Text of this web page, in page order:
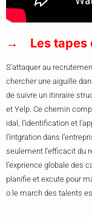
Les
S’attaquer au
chercher une aiguille
de suivre un itinraire
et Yelp. Ce chemin
idal, l’identification et
l’intgration dans
seulement l’efficacit du
l’exprience globale des
planifie et excute pour
o le march des talents